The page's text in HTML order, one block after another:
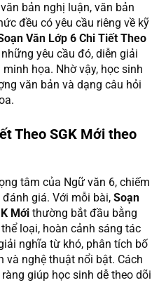
bản nghị luận, văn bản
đều có yêu cầu riêng về kỹ
Văn Lớp 6 Chi Tiết Theo
yêu cầu đó, diễn giải
họa. Nhờ vậy, học sinh
văn bản và dạng câu hỏi
Theo SGK Mới theo
tâm của Ngữ văn 6, chiếm
giá. Với mỗi bài, Soạn
Mới thường bắt đầu bằng
loại, hoàn cảnh sáng tác
nghĩa từ khó, phân tích bố
và nghệ thuật nổi bật. Cách
giúp học sinh dễ theo dõi